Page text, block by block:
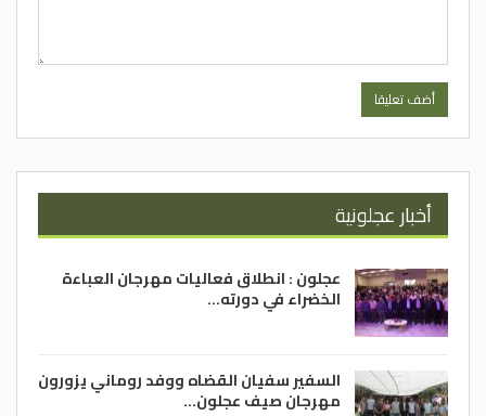
أخبار عجلونية
عجلون : انطلاق فعاليات مهرجان العباءة
الخضراء في دورته…
السفير سفيان القضاه ووفد روماني يزورون
مهرجان صيف عجلون…